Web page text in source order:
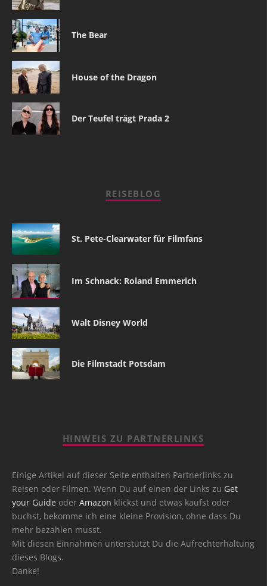
The Bear
House of the Dragon
Der Teufel trägt Prada 2
REISEBLOG
St. Pete-Clearwater für Filmfans
Im Schnack: Roland Emmerich
Walt Disney World
Die Filmstadt Potsdam
HINWEIS ZU PARTNERLINKS
Einige Artikel auf dieser Seite enthalten Partnerlinks zu
Reisen oder Filmen. Wenn Du auf einen der Links zu Get
your Guide oder Amazon klickst und etwas kaufst oder
buchst, bekomme ich eine kleine Provision, ohne dass Du
mehr bezahlen musst.
Mit diesen Einnahmen unterstützt Du die Aufrechterhaltung
dieses Blogs.
Danke!